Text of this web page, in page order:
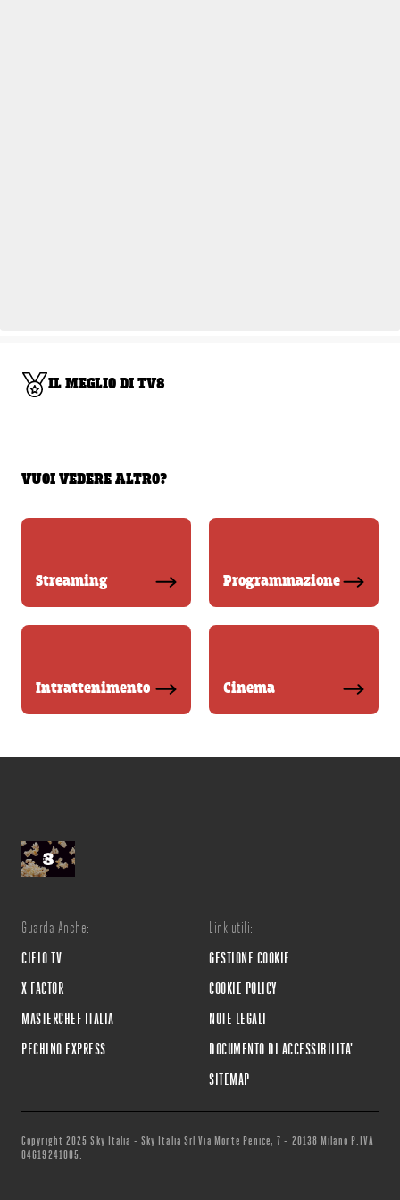
IL MEGLIO DI TV8
VUOI VEDERE ALTRO?
Streaming Programmazione
Intrattenimento Cinema
Guarda Anche:
CIELO TV
X FACTOR
MASTERCHEF ITALIA
PECHINO EXPRESS
Link utili:
GESTIONE COOKIE
COOKIE POLICY
NOTE LEGALI
DOCUMENTO DI ACCESSIBILITA'
SITEMAP
Copyright 2025 Sky Italia - Sky Italia Srl Via Monte Penice, 7 - 20138 Milano P.IVA
04619241005.